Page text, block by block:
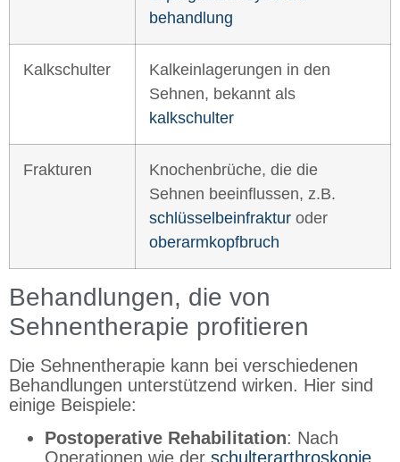
behandlung
Kalkschulter
Kalkeinlagerungen in den
Sehnen, bekannt als
kalkschulter
Frakturen
Knochenbrüche, die die
Sehnen beeinflussen, z.B.
schlüsselbeinfraktur oder
oberarmkopfbruch
Behandlungen, die von
Sehnentherapie profitieren
Die Sehnentherapie kann bei verschiedenen
Behandlungen unterstützend wirken. Hier sind
einige Beispiele:
Postoperative Rehabilitation: Nach
Operationen wie der schulterarthroskopie